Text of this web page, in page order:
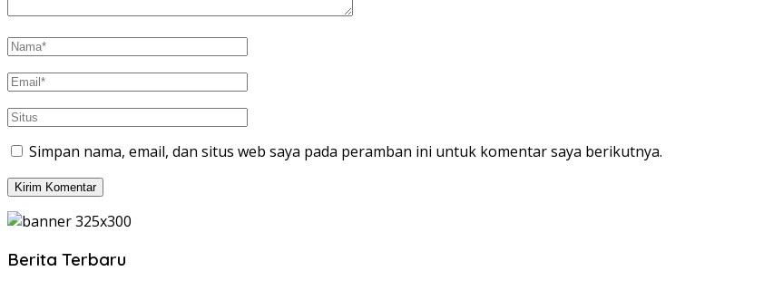
Simpan nama, email, dan situs web saya pada peramban ini untuk komentar saya berikutnya.
Berita Terbaru